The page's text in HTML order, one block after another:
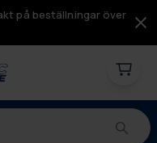
på beställningar över